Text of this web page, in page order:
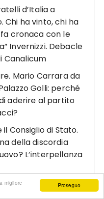
Proseguo
migliore
d’Italia a
Chi ha vinto, chi ha
cronaca con le
Invernizzi. Debacle
Canalicum
Mario Carrara da
Golli: perché
aderire al partito
il Consiglio di Stato.
della discordia
L’interpellanza